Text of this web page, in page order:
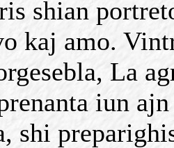
shian
kaj amo.
La
iun
shi